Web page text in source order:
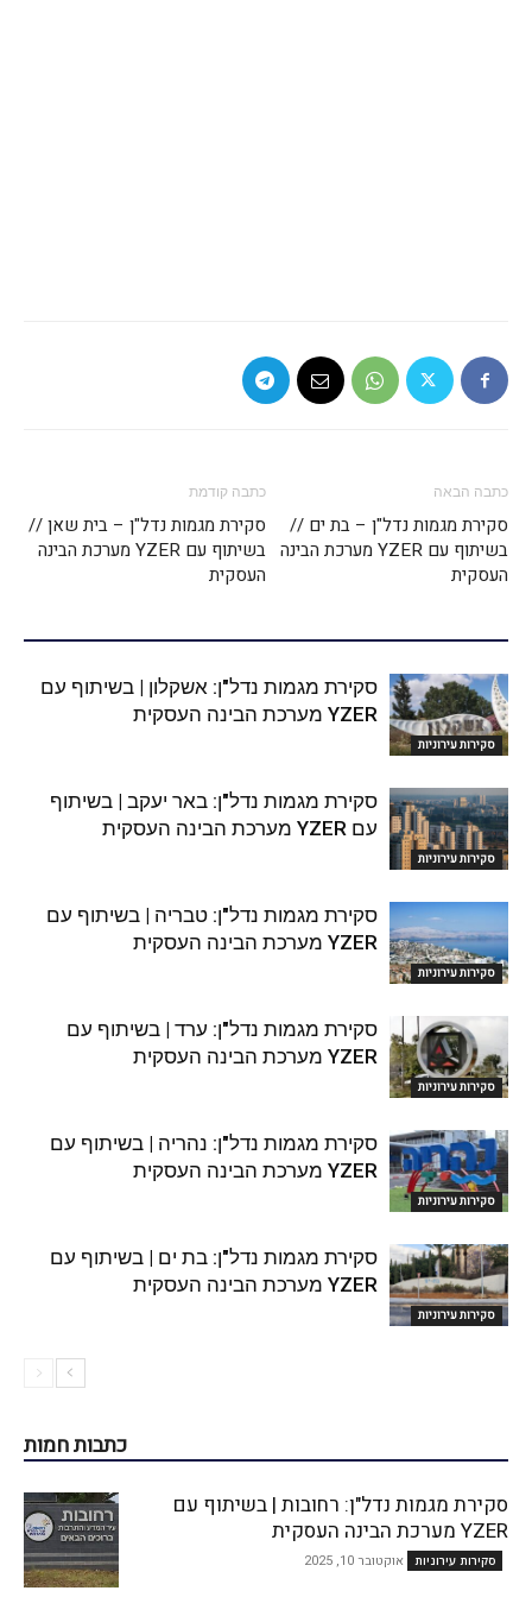
כתבה קודמת
סקירת מגמות נדל"ן – בית שאן //
בשיתוף עם YZER מערכת הבינה
העסקית
כתבה הבאה
סקירת מגמות נדל"ן – בת ים //
בשיתוף עם YZER מערכת הבינה
העסקית
סקירות עירוניות
סקירת מגמות נדל"ן: אשקלון | בשיתוף עם
YZER מערכת הבינה העסקית
סקירות עירוניות
סקירת מגמות נדל"ן: באר יעקב | בשיתוף
עם YZER מערכת הבינה העסקית
סקירות עירוניות
סקירת מגמות נדל"ן: טבריה | בשיתוף עם
YZER מערכת הבינה העסקית
סקירות עירוניות
סקירת מגמות נדל"ן: ערד | בשיתוף עם
YZER מערכת הבינה העסקית
סקירות עירוניות
סקירת מגמות נדל"ן: נהריה | בשיתוף עם
YZER מערכת הבינה העסקית
סקירות עירוניות
סקירת מגמות נדל"ן: בת ים | בשיתוף עם
YZER מערכת הבינה העסקית
כתבות חמות
סקירת מגמות נדל"ן: רחובות | בשיתוף עם
YZER מערכת הבינה העסקית
סקירות עירוניות אוקטובר 10, 2025